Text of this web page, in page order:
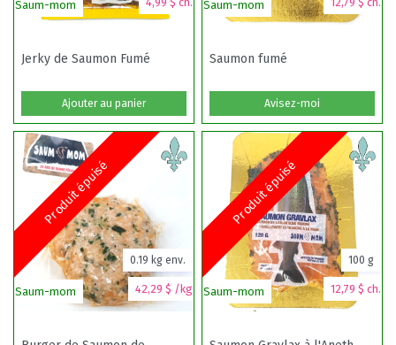
Saum-mom
Jerky de Saumon Fumé
Ajouter au panier
Saum-mom
Saumon fumé
Avisez-moi
Produit épuisé
Saum-mom 42,29 $ /kg
0.19 kg env.
Produit épuisé
Saum-mom 12,79 $ ch.
100 g